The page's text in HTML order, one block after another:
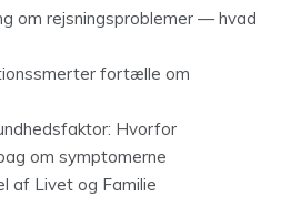
om rejsningsproblemer — hvad
fortælle om
Hvorfor
om symptomerne
af Livet og Familie